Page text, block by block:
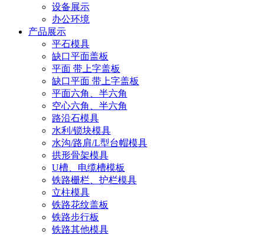
设备展示
办公环境
产品展示
平石模具
缺口平面盖板
平面 带上字盖板
缺口平面 带上字盖板
平面六角、半六角
空心六角、半六角
路沿石模具
水利/锁块模具
水沟/路肩/L型台帽模具
拱形骨架模具
U槽、电缆槽模板
铁路栅栏、护栏模具
立柱模具
铁路花纹盖板
铁路步行板
铁路其他模具